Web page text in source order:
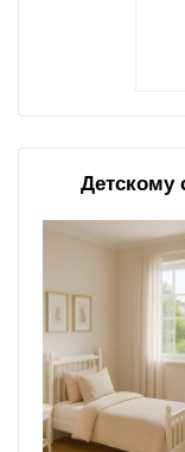
Детскому